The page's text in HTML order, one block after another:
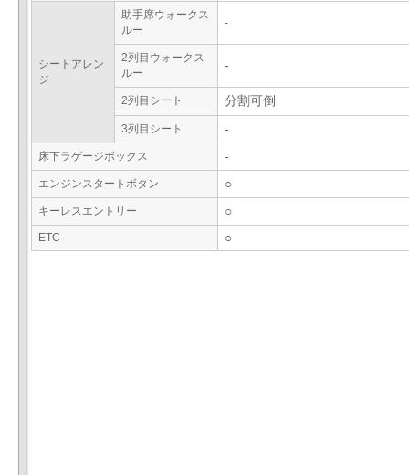
シートアレン
ジ
助手席ウォークス
ルー
-
2列目ウォークス
ルー
-
2列目シート 分割可倒
3列目シート -
床下ラゲージボックス -
エンジンスタートボタン ○
キーレスエントリー ○
ETC ○